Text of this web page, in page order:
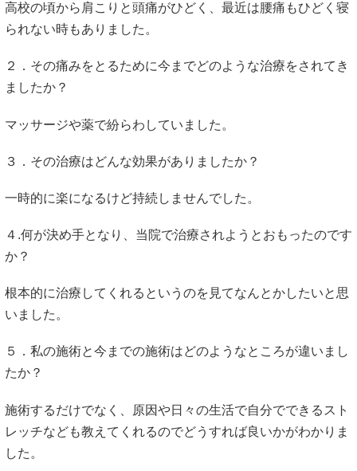
高校の頃から肩こりと頭痛がひどく、最近は腰痛もひどく寝
られない時もありました。
２．その痛みをとるために今までどのような治療をされてき
ましたか？
マッサージや薬で紛らわしていました。
３．その治療はどんな効果がありましたか？
一時的に楽になるけど持続しませんでした。
４.何が決め手となり、当院で治療されようとおもったのです
か？
根本的に治療してくれるというのを見てなんとかしたいと思
いました。
５．私の施術と今までの施術はどのようなところが違いまし
たか？
施術するだけでなく、原因や日々の生活で自分でできるスト
レッチなども教えてくれるのでどうすれば良いかがわかりま
した。